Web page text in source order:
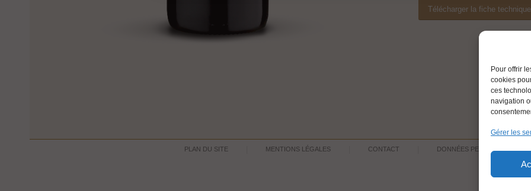
Pour offrir
cookies
ces
navigation
Gérer les
Télécharger la fiche technique
PLAN DU SITE MENTIONS LÉGALES CONTACT DONNÉES PERSONNELLES